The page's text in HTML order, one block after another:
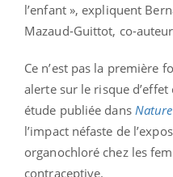
l’enfant », expliquent
Mazaud-Guittot, co-
Ce n’est pas la première
alerte sur le risque
étude publiée dans
l’impact néfaste de
organochloré chez les
contraceptive.